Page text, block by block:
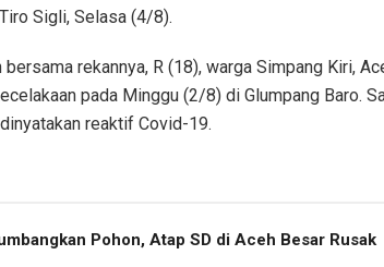
Sigli, Selasa (4/8).
rekannya, R (18), warga Simpang Kiri,
pada Minggu (2/8) di Glumpang Baro.
reaktif Covid-19.
Pohon, Atap SD di Aceh Besar Rusak